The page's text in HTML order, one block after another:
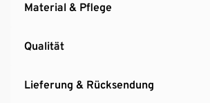
Material & Pflege
Qualität
Lieferung & Rücksendung